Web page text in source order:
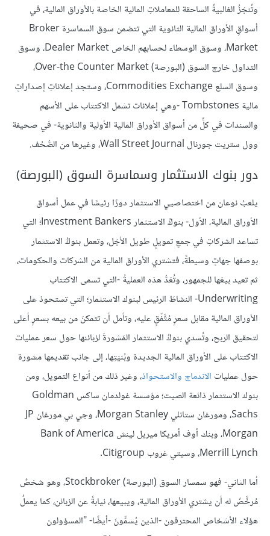
وتُنجَزُ الغالبيةُ الساحقة للمعاملاتِ المالية الخاصة بالأوراق المالية، في
أسواقِ الأوراق المالية الثانوية التي تتضمن سوق السماسرة Broker
Market، وسوق الوسطاء لحسابهم الخاص Dealer Market، وسوق
التداول خارج السوق (البورصة) Over-the Counter Market،
وسوق السلع Commodities Exchange، وستجد إعلاناتِ إصداراتٍ
مالية Tombstones -وهي إعلانات تشمل الاكتتاب على الأسهم
والسندات في كلٍّ من أسواق الأوراق المالية الأولية والثانوية- في صحيفة
وول ستريت جورنال Wall Street Journal، وغيرها من الصُّحُف.
دور بنوك الاستثمار وسماسرة السوق (البورصة)
يلعبُ نوعان من اختصاصيي الاستثمار دورًا رئيسًا في عمل أسواق
الأوراق المالية، الأول- بنوكُ الاستثمار Investment Bankers؛ التي
تساعد الشركاتِ في جمعِ تمويلٍ طويل الأجَل، وتعمل بنوكُ الاستثمار
بوصفها جهاتٍ وسيطةً، فتشتري الأوراق المالية من الشركات والحكومات،
ثم تعيد بيعَها للجمهور، وتُعَدُّ هذه العمليةُ -التي تسمى الاكتتاب
Underwriting- النشاطَ الرئيس لبنوك الاستثمار؛ التي تستحوذ على
الأوراق المالية مقابل سعرٍ مُتَّفّقٍ عليه، وتأمل أن تتمكنَ من بيعه بسعرٍ أعلى
لتحقيق الربح، وتُسدي بنوكُ الاستثمار المَشورةَ لزبائنها حول سعر عمليات
الاكتتاب على الأوراق المالية الجديدة وبُنيَتِها، إلى جانب تقديمها مشورة
حول عمليات الاندماج والاستحواذ، وغير ذلك من أنواع التمويل، ومن
بنوك الاستثمار ذائعة الصيت؛ مؤسسة غولدمان ساكس Goldman
Sachs، ومورغان ستانلي Morgan Stanley، وجي بي مورغان JP
Morgan، وبنك أوف أمريكا ميريل لينش Bank of America
Merrill Lynch، وسيتي غروب Citigroup.
أما الثاني- فهو سمسار السوق (البورصة) Stockbroker، وهو شخصٌ
مُرخَّصٌ له أن يشتري الأوراق المالية، ويبيعها، نيابةً عن الزبائن، كما يعملُ
هؤلاء الأشخاص المحترفون -الذين يُسمّّونَ -أيضًا- "المسؤولون